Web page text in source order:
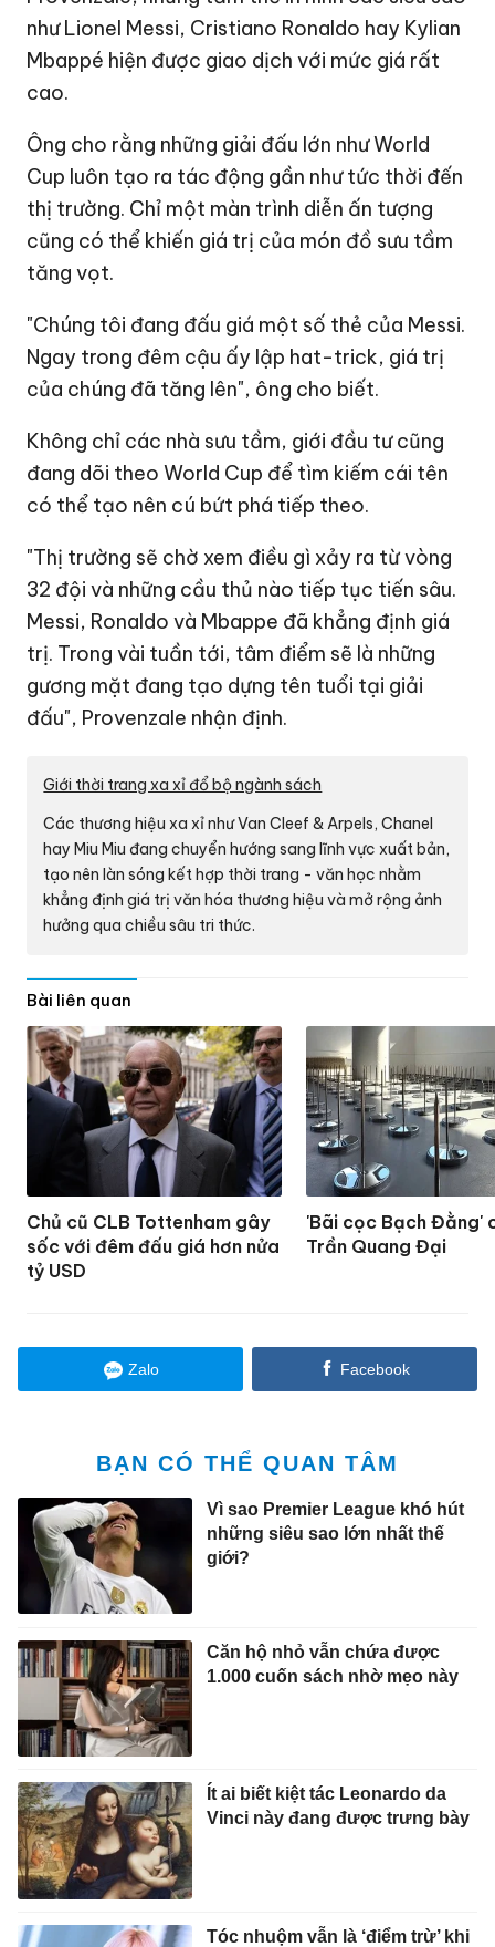
như Lionel Messi, Cristiano Ronaldo hay Kylian
Mbappé hiện được giao dịch với mức giá rất
cao.
Ông cho rằng những giải đấu lớn như World
Cup luôn tạo ra tác động gần như tức thời đến
thị trường. Chỉ một màn trình diễn ấn tượng
cũng có thể khiến giá trị của món đồ sưu tầm
tăng vọt.
"Chúng tôi đang đấu giá một số thẻ của Messi.
Ngay trong đêm cậu ấy lập hat-trick, giá trị
của chúng đã tăng lên", ông cho biết.
Không chỉ các nhà sưu tầm, giới đầu tư cũng
đang dõi theo World Cup để tìm kiếm cái tên
có thể tạo nên cú bứt phá tiếp theo.
"Thị trường sẽ chờ xem điều gì xảy ra từ vòng
32 đội và những cầu thủ nào tiếp tục tiến sâu.
Messi, Ronaldo và Mbappe đã khẳng định giá
trị. Trong vài tuần tới, tâm điểm sẽ là những
gương mặt đang tạo dựng tên tuổi tại giải
đấu", Provenzale nhận định.
Giới thời trang xa xỉ đổ bộ ngành sách
Các thương hiệu xa xỉ như Van Cleef & Arpels, Chanel
hay Miu Miu đang chuyển hướng sang lĩnh vực xuất bản,
tạo nên làn sóng kết hợp thời trang - văn học nhằm
khẳng định giá trị văn hóa thương hiệu và mở rộng ảnh
hưởng qua chiều sâu tri thức.
Bài liên quan
Chủ cũ CLB Tottenham gây
sốc với đêm đấu giá hơn nửa
tỷ USD
'Bãi cọc Bạch Đằng'
Trần Quang Đại
Zalo Facebook
BẠN CÓ THỂ QUAN TÂM
Vì sao Premier League khó hút
những siêu sao lớn nhất thế
giới?
Căn hộ nhỏ vẫn chứa được
1.000 cuốn sách nhờ mẹo này
Ít ai biết kiệt tác Leonardo da
Vinci này đang được trưng bày
Tóc nhuộm vẫn là ‘điểm trừ’ khi